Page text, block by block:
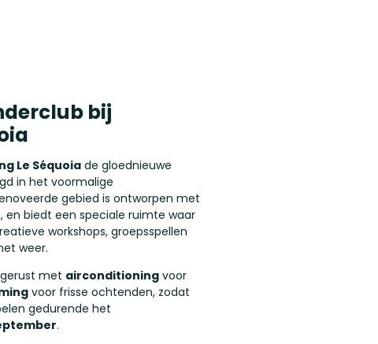
bij
Le Séquoiade gloednieuwe
in het voormalige
gebied is ontworpen met
biedt een speciale ruimte waar
workshops, groepsspellen
weer.
met airconditioning voor
voor frisse ochtenden, zodat
gedurende het
.